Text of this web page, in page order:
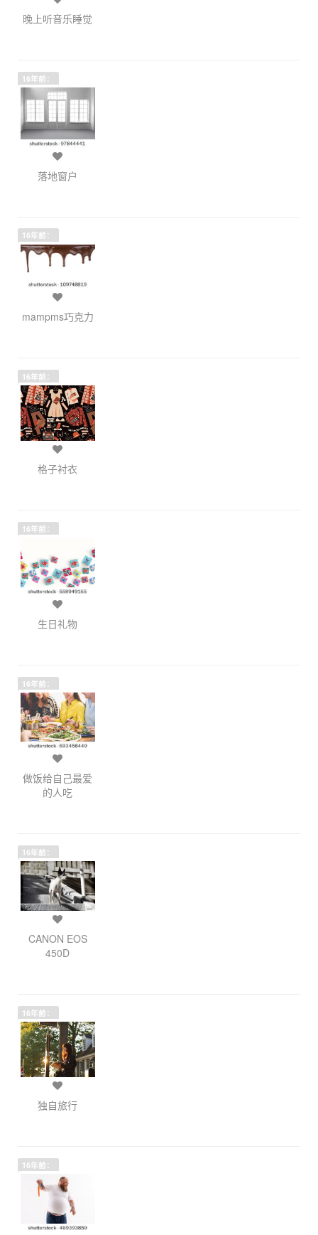
晚上听音乐睡觉
16年前：
落地窗户
16年前：
mampms巧克力
16年前：
格子衬衣
16年前：
生日礼物
16年前：
做饭给自己最爱
的人吃
16年前：
CANON EOS
450D
16年前：
独自旅行
16年前：